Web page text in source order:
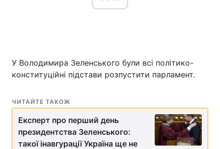
У Володимира Зеленського були всі політико-
конституційні підстави розпустити парламент.
ЧИТАЙТЕ ТАКОЖ
Експерт про перший день
президентства Зеленського:
такої інавгурації Україна ще не